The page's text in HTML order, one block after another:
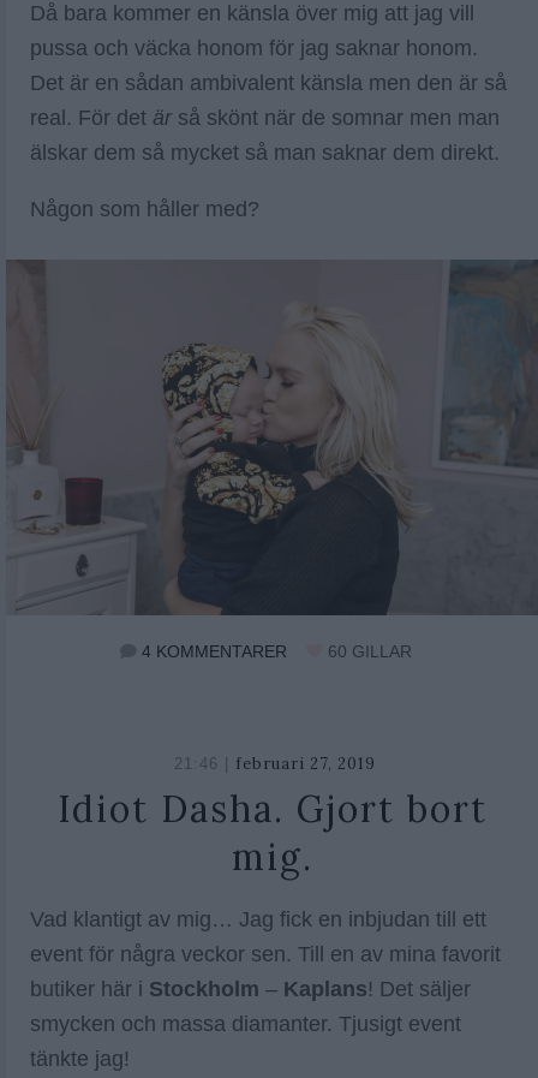
Då bara kommer en känsla över mig att jag vill
pussa och väcka honom för jag saknar honom.
Det är en sådan ambivalent känsla men den är så
real. För det är så skönt när de somnar men man
älskar dem så mycket så man saknar dem direkt.
Någon som håller med?
60 GILLAR
4 KOMMENTARER
21:46 | februari 27, 2019
Idiot Dasha. Gjort bort
mig.
Vad klantigt av mig… Jag fick en inbjudan till ett
event för några veckor sen. Till en av mina favorit
butiker här i Stockholm – Kaplans! Det säljer
smycken och massa diamanter. Tjusigt event
tänkte jag!